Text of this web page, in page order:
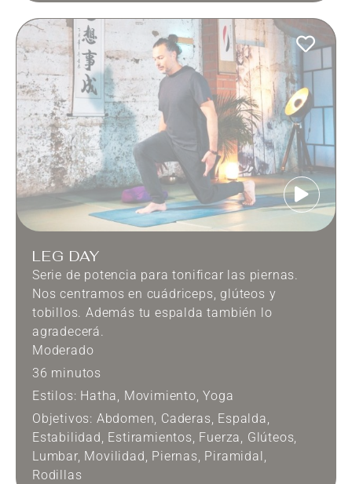
LEG DAY
Serie de potencia para tonificar las piernas.
Nos centramos en cuádriceps, glúteos y
tobillos. Además tu espalda también lo
agradecerá.
Moderado
36 minutos
Estilos: Hatha, Movimiento,Yoga
Objetivos: Abdomen, Caderas, Espalda,
Estabilidad, Estiramientos, Fuerza, Glúteos,
Lumbar, Movilidad, Piernas, Piramidal,
Rodillas